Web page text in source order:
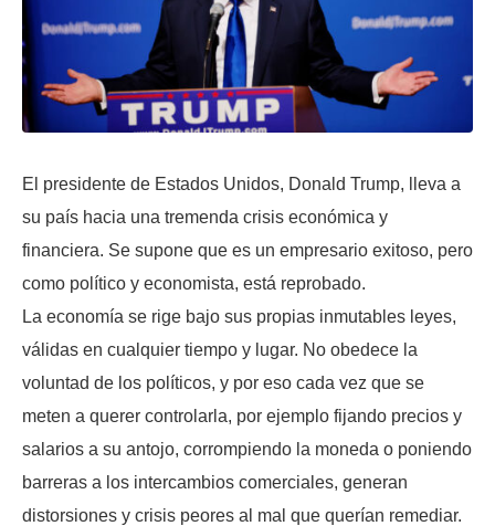
El presidente de Estados Unidos, Donald Trump, lleva a
su país hacia una tremenda crisis económica y
financiera. Se supone que es un empresario exitoso, pero
como político y economista, está reprobado.
La economía se rige bajo sus propias inmutables leyes,
válidas en cualquier tiempo y lugar. No obedece la
voluntad de los políticos, y por eso cada vez que se
meten a querer controlarla, por ejemplo fijando precios y
salarios a su antojo, corrompiendo la moneda o poniendo
barreras a los intercambios comerciales, generan
distorsiones y crisis peores al mal que querían remediar.